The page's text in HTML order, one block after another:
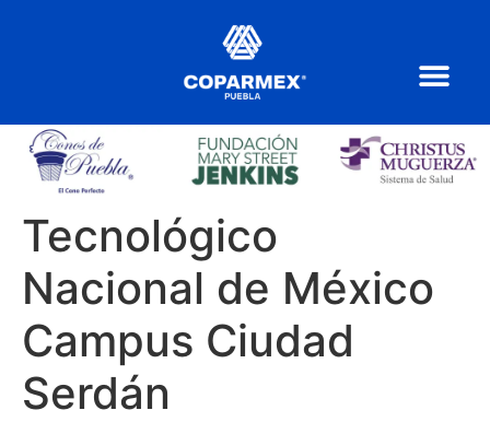
Tecnológico
Nacional de México
Campus Ciudad
Serdán